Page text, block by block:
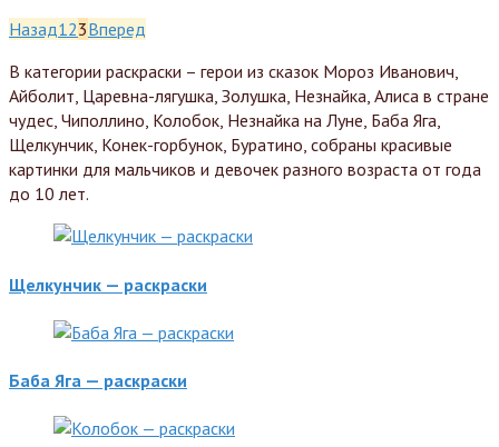
Назад123Вперед
В категории раскраски – герои из сказок Мороз Иванович,
Айболит, Царевна-лягушка, Золушка, Незнайка, Алиса в стране
чудес, Чиполлино, Колобок, Незнайка на Луне, Баба Яга,
Щелкунчик, Конек-горбунок, Буратино, собраны красивые
картинки для мальчиков и девочек разного возраста от года
до 10 лет.
Щелкунчик — раскраски
Баба Яга — раскраски